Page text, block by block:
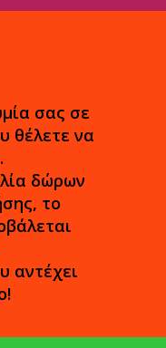
σας σε
θέλετε να
δώρων
το
αντέχει